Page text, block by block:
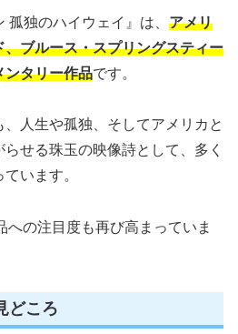
孤独のハイウェイ』は、 アメリ
ブルース・スプリングスティー
ンタリー作品です。
人生や孤独、そしてアメリカと
せる珠玉の映像詩として、多く
います。
への注目度も再び高まっていま
どころ